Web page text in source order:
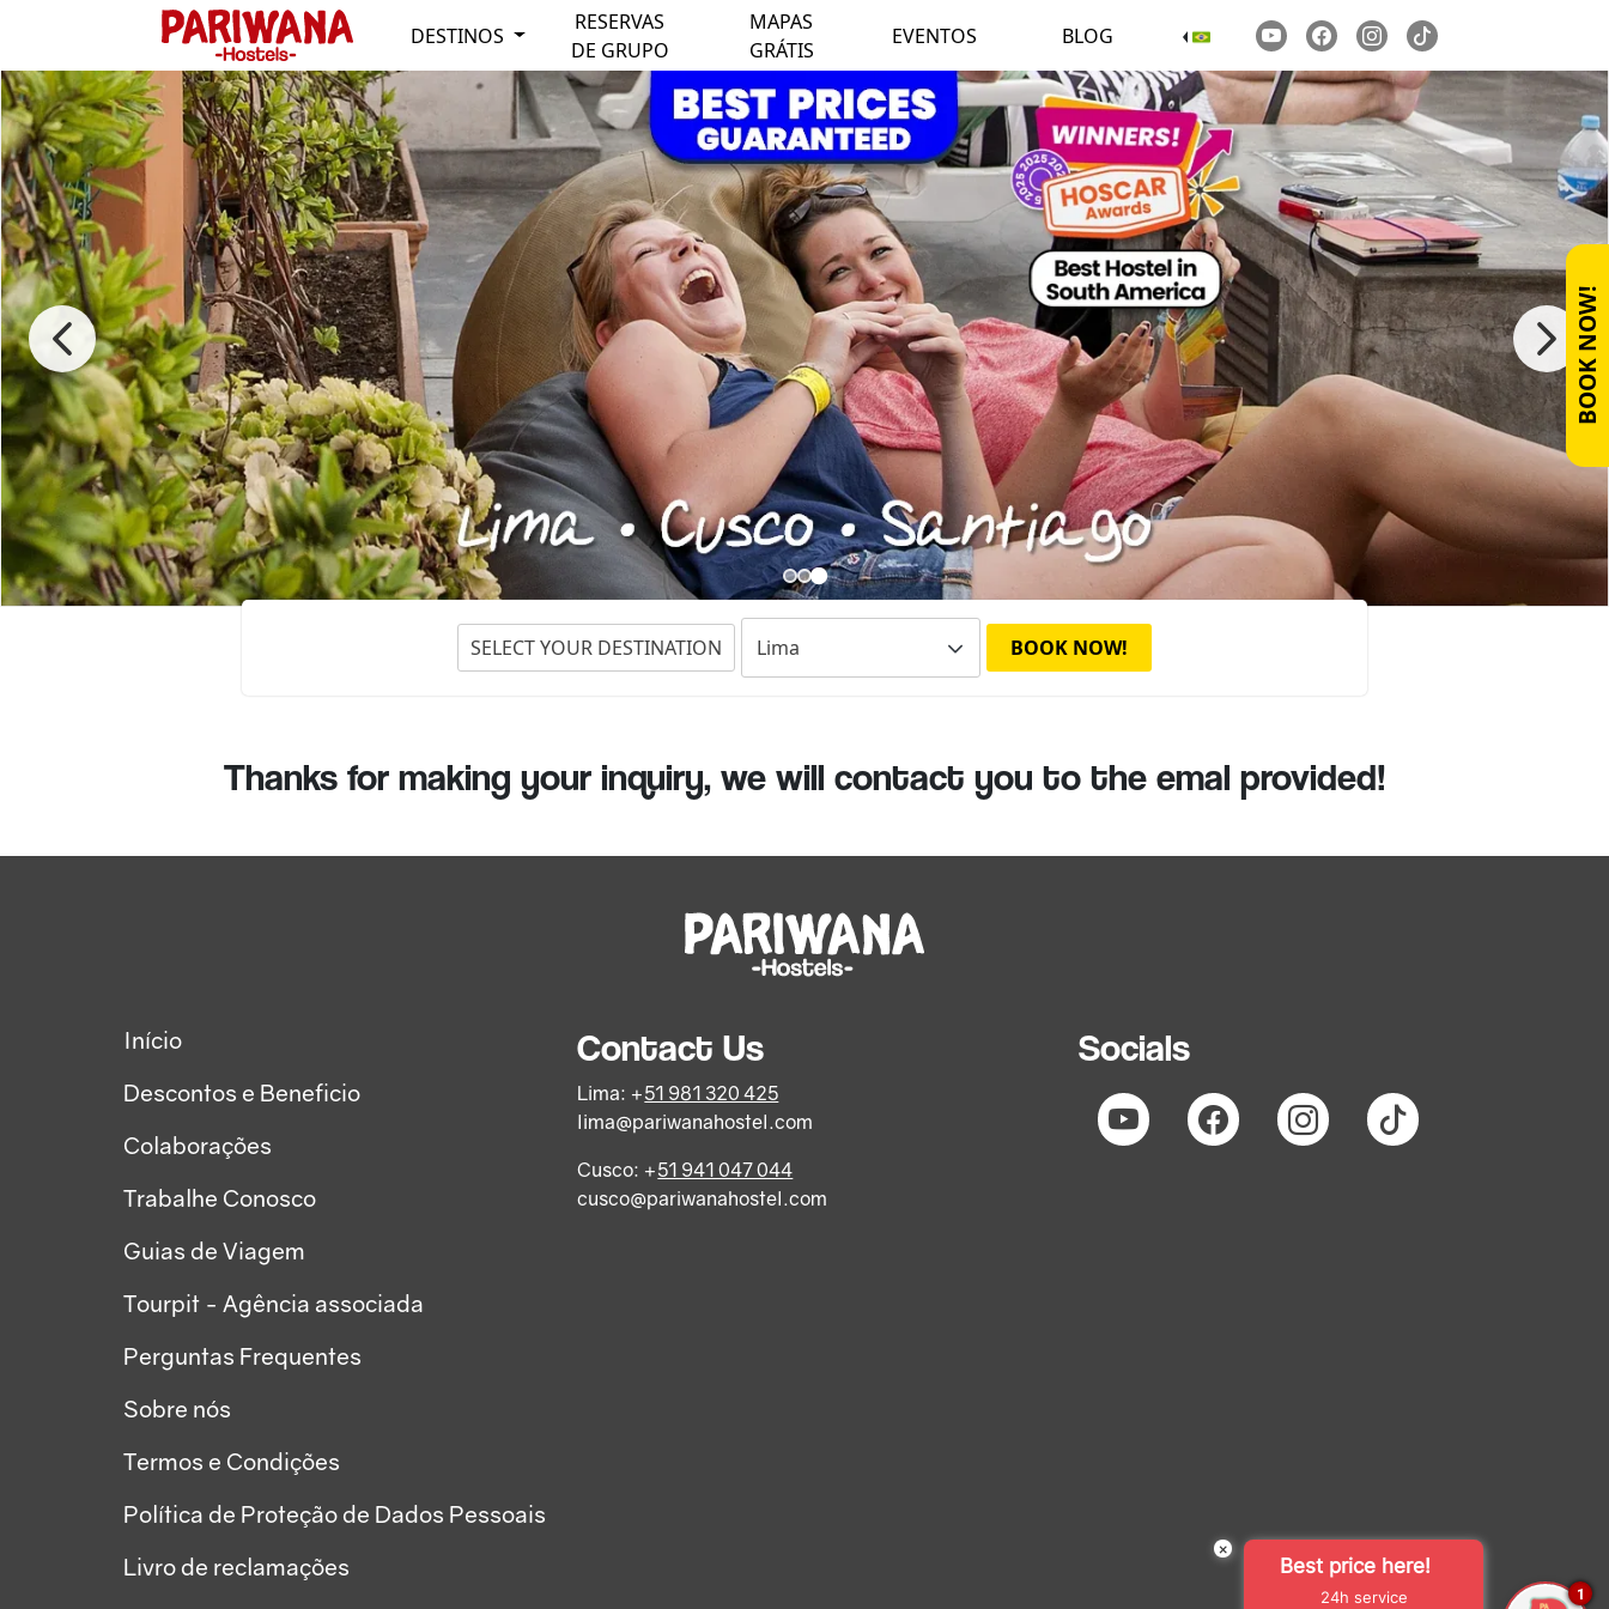
BOOK NOW!
DESTINOS
RESERVAS
DE GRUPO
MAPAS
GRÁTIS
EVENTOS BLOG
SELECT YOUR DESTINATION BOOK NOW!
Thanks for making your inquiry, we will contact you to the emal provided!
Início
Descontos e Beneficio
Colaborações
Trabalhe Conosco
Guias de Viagem
Tourpit - Agência associada
Perguntas Frequentes
Sobre nós
Termos e Condições
Política de Proteção de Dados Pessoais
Livro de reclamações
Contact Us
Lima: +51 981 320 425
lima@pariwanahostel.com
Cusco: +51 941 047 044
cusco@pariwanahostel.com
Socials
×
Best price here!
24h service 1